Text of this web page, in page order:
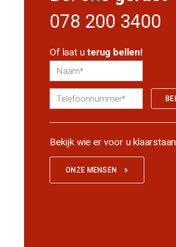
078 200 3400
Of laat uterug bellen!
Bekijk wie er voor u klaarstaan
ONZE MENSEN